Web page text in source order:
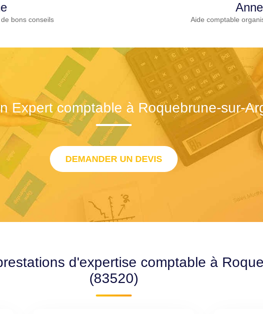
bons conseils
Anne
Aide comptable
Expert comptable à Roquebrune-sur-
DEMANDER UN DEVIS
d'expertise comptable à
(83520)